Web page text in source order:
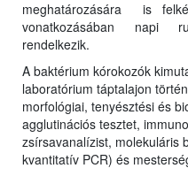
meghatározására is
vonatkozásában napi
rendelkezik.
A baktérium kórokozók
laboratórium táptalajon
morfológiai, tenyésztési és
agglutinációs tesztet,
zsírsavanalízist, molekuláris
kvantitatív PCR) és